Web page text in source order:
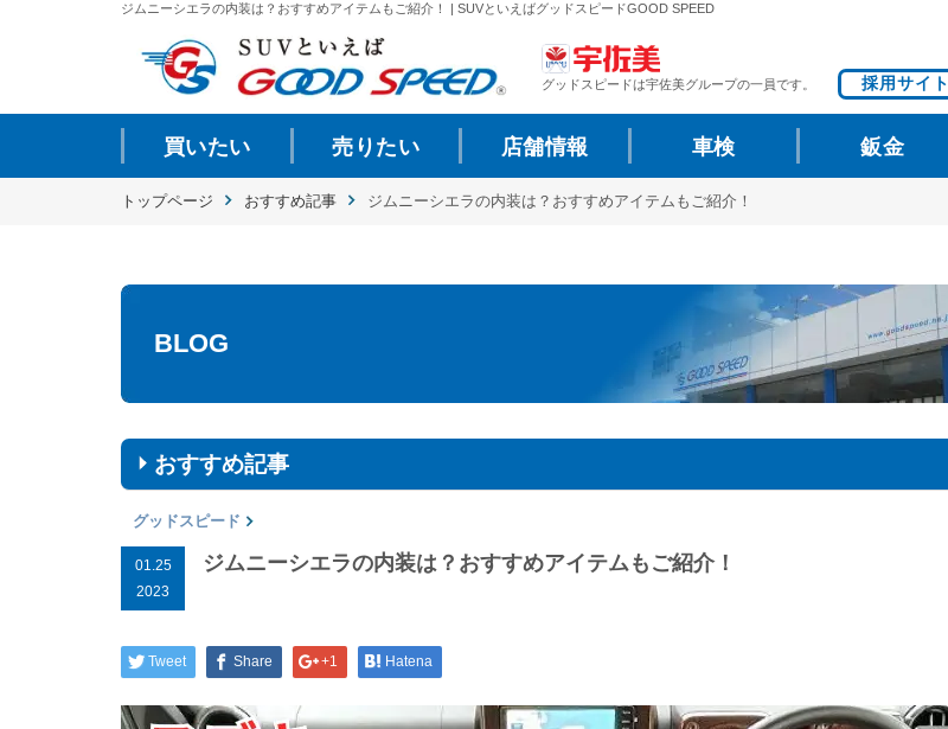
ジムニーシエラの内装は？おすすめアイテムもご紹介！ | SUVといえばグッドスピードGOOD SPEED
グッドスピードは宇佐美グループの一員です。 採用サイト
買いたい 売りたい 店舗情報 車検 鈑金
トップページ おすすめ記事 ジムニーシエラの内装は？おすすめアイテムもご紹介！
BLOG
おすすめ記事
グッドスピード
01.25
2023
ジムニーシエラの内装は？おすすめアイテムもご紹介！
Tweet Share +1 Hatena